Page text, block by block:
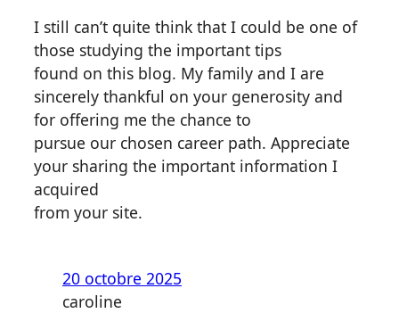
I still can’t quite think that I could be one of
those studying the important tips
found on this blog. My family and I are
sincerely thankful on your generosity and
for offering me the chance to
pursue our chosen career path. Appreciate
your sharing the important information I
acquired
from your site.
20 octobre 2025
caroline